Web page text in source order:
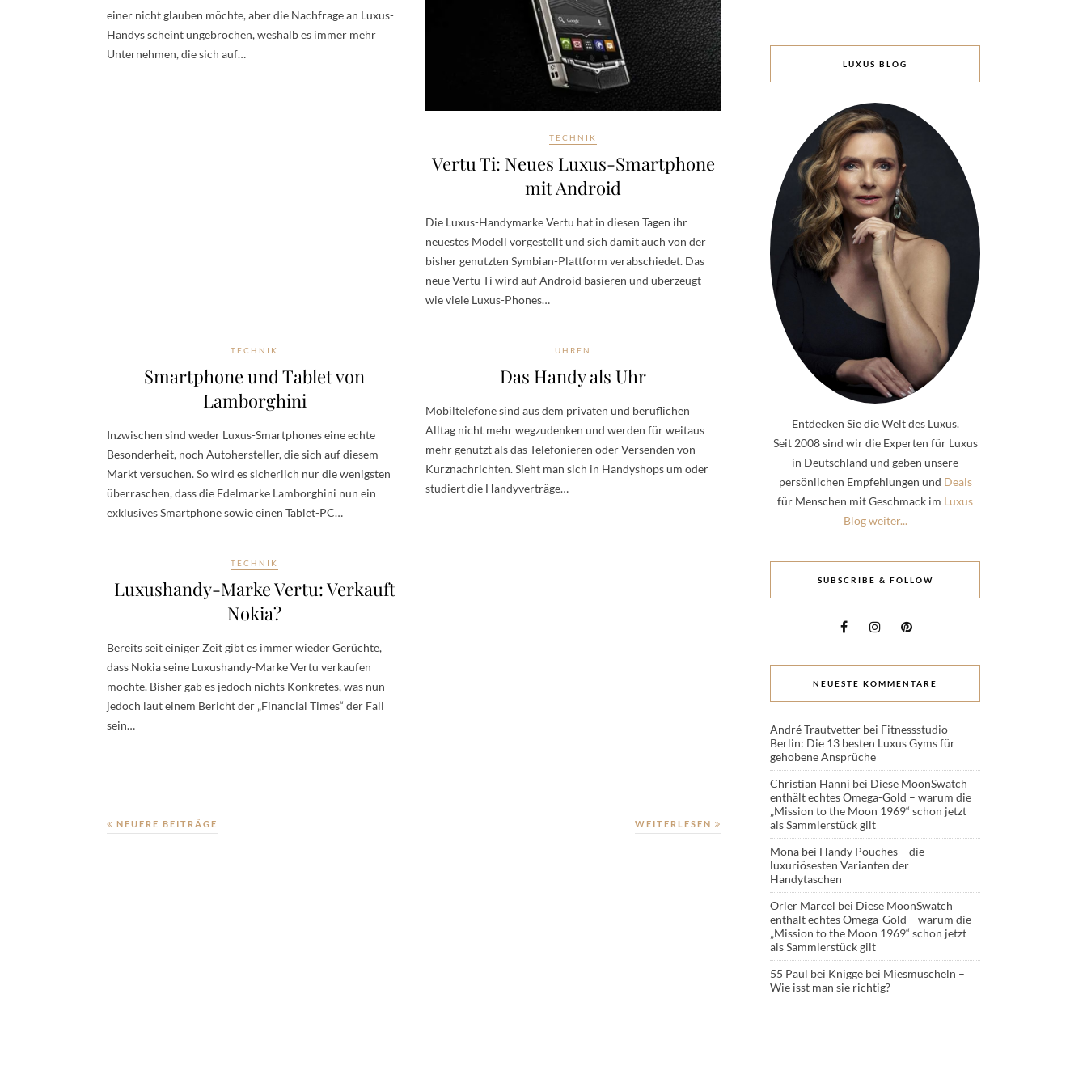
einer nicht glauben möchte, aber die Nachfrage an Luxus-
Handys scheint ungebrochen, weshalb es immer mehr
Unternehmen, die sich auf…
TECHNIK
Vertu Ti: Neues Luxus-Smartphone
mit Android
Die Luxus-Handymarke Vertu hat in diesen Tagen ihr
neuestes Modell vorgestellt und sich damit auch von der
bisher genutzten Symbian-Plattform verabschiedet. Das
neue Vertu Ti wird auf Android basieren und überzeugt
wie viele Luxus-Phones…
TECHNIK
Smartphone und Tablet von
Lamborghini
Inzwischen sind weder Luxus-Smartphones eine echte
Besonderheit, noch Autohersteller, die sich auf diesem
Markt versuchen. So wird es sicherlich nur die wenigsten
überraschen, dass die Edelmarke Lamborghini nun ein
exklusives Smartphone sowie einen Tablet-PC…
UHREN
Das Handy als Uhr
Mobiltelefone sind aus dem privaten und beruflichen
Alltag nicht mehr wegzudenken und werden für weitaus
mehr genutzt als das Telefonieren oder Versenden von
Kurznachrichten. Sieht man sich in Handyshops um oder
studiert die Handyverträge…
TECHNIK
Luxushandy-Marke Vertu: Verkauft
Nokia?
Bereits seit einiger Zeit gibt es immer wieder Gerüchte,
dass Nokia seine Luxushandy-Marke Vertu verkaufen
möchte. Bisher gab es jedoch nichts Konkretes, was nun
jedoch laut einem Bericht der „Financial Times“ der Fall
sein…
WEITERLESEN
NEUERE BEITRÄGE
LUXUS BLOG
Entdecken Sie die Welt des Luxus.
Seit 2008 sind wir die Experten für Luxus
in Deutschland und geben unsere
persönlichen Empfehlungen und Deals
für Menschen mit Geschmack im Luxus
Blog weiter...
SUBSCRIBE & FOLLOW
NEUESTE KOMMENTARE
André Trautvetter bei Fitnessstudio
Berlin: Die 13 besten Luxus Gyms für
gehobene Ansprüche
Christian Hänni bei Diese MoonSwatch
enthält echtes Omega-Gold – warum die
„Mission to the Moon 1969“ schon jetzt
als Sammlerstück gilt
Mona bei Handy Pouches – die
luxuriösesten Varianten der
Handytaschen
Orler Marcel bei Diese MoonSwatch
enthält echtes Omega-Gold – warum die
„Mission to the Moon 1969“ schon jetzt
als Sammlerstück gilt
55 Paul bei Knigge bei Miesmuscheln –
Wie isst man sie richtig?